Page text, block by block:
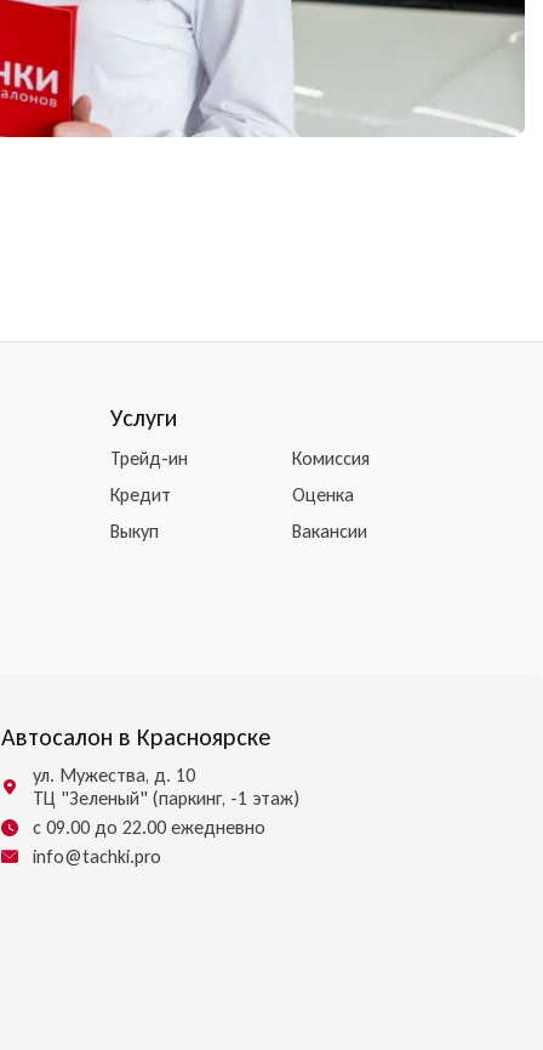
Услуги
Трейд-ин
Кредит
Выкуп
Комиссия
Оценка
Вакансии
Автосалон в Красноярске
ул. Мужества, д. 10
ТЦ "Зеленый" (паркинг, -1 этаж)
с 09.00 до 22.00 ежедневно
info@tachki.pro